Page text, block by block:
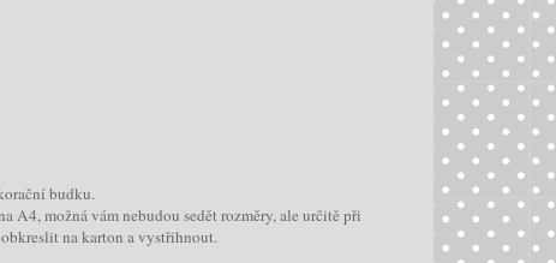
budku.
A4, možná vám nebudou sedět rozměry, ale určitě při
na karton a vystřihnout.